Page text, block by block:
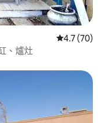
從 70 則評
4.7 (70)
、爐灶